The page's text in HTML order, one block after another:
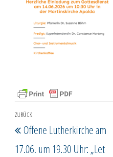
Beitragsnavigation
Vorheriger
Beitrag
ZURÜCK
Offene Lutherkirche am
17.06. um 19.30 Uhr: „Let